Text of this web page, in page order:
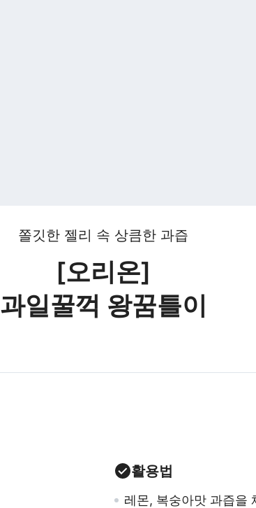
쫄깃한 젤리 속 상큼한 과즙
[오리온]
과일꿀꺽 왕꿈틀이
활용법
레몬, 복숭아맛 과즙을